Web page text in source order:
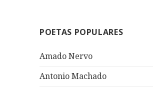
POETAS POPULARES
Amado Nervo
Antonio Machado